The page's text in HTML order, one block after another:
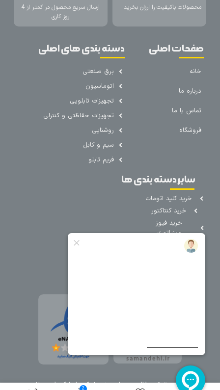
محصولات باکیفیت را ارزان بخرید
ارسال سریع محصول در کمتر از 4
روز کاری
صفحات اصلی
خانه
درباره ما
تماس با ما
فروشگاه
دسته بندی های اصلی
برق صنعتی
اتوماسیون
تجهیزات تابلویی
تجهیزات حفاظتی و کنترلی
روشنایی
سیم و کابل
فریم تابلو
سایر دسته بندی ها
خرید کلید اتومات
خرید کنتاکتور
خرید فیوز
مینیاتوری
خرید میکرو
تمامی حقوق مطالب و سایت نزد شرکت اریا کنترل میباشد.
2